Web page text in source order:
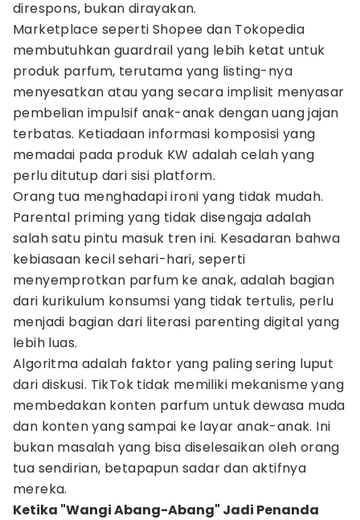
direspons, bukan dirayakan.
Marketplace seperti Shopee dan Tokopedia
membutuhkan guardrail yang lebih ketat untuk
produk parfum, terutama yang listing-nya
menyesatkan atau yang secara implisit menyasar
pembelian impulsif anak-anak dengan uang jajan
terbatas. Ketiadaan informasi komposisi yang
memadai pada produk KW adalah celah yang
perlu ditutup dari sisi platform.
Orang tua menghadapi ironi yang tidak mudah.
Parental priming yang tidak disengaja adalah
salah satu pintu masuk tren ini. Kesadaran bahwa
kebiasaan kecil sehari-hari, seperti
menyemprotkan parfum ke anak, adalah bagian
dari kurikulum konsumsi yang tidak tertulis, perlu
menjadi bagian dari literasi parenting digital yang
lebih luas.
Algoritma adalah faktor yang paling sering luput
dari diskusi. TikTok tidak memiliki mekanisme yang
membedakan konten parfum untuk dewasa muda
dan konten yang sampai ke layar anak-anak. Ini
bukan masalah yang bisa diselesaikan oleh orang
tua sendirian, betapapun sadar dan aktifnya
mereka.
Ketika "Wangi Abang-Abang" Jadi Penanda